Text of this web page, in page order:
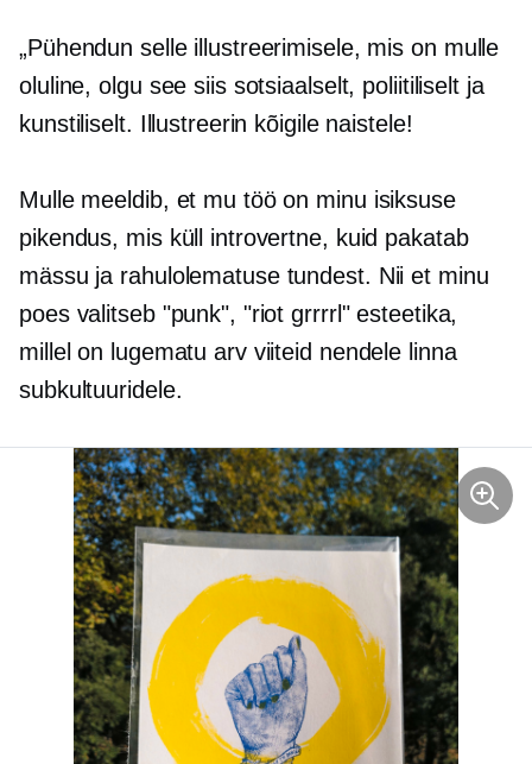
„Pühendun selle illustreerimisele, mis on mulle
oluline, olgu see siis sotsiaalselt, poliitiliselt ja
kunstiliselt. Illustreerin kõigile naistele!
Mulle meeldib, et mu töö on minu isiksuse
pikendus, mis küll introvertne, kuid pakatab
mässu ja rahulolematuse tundest. Nii et minu
poes valitseb "punk", "riot grrrrl" esteetika,
millel on lugematu arv viiteid nendele linna
subkultuuridele.